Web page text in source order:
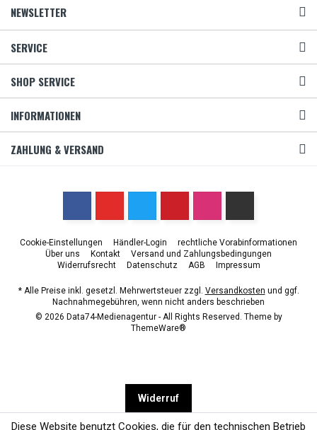
NEWSLETTER
SERVICE
SHOP SERVICE
INFORMATIONEN
ZAHLUNG & VERSAND
Cookie-Einstellungen Händler-Login
rechtliche Vorabinformationen
Über uns
Kontakt
Versand und Zahlungsbedingungen
Widerrufsrecht
Datenschutz AGB Impressum
* Alle Preise inkl. gesetzl. Mehrwertsteuer zzgl. Versandkosten und ggf.
Nachnahmegebühren, wenn nicht anders beschrieben
© 2026 Data74-Medienagentur - All Rights Reserved. Theme by
ThemeWare®
Widerruf
Diese Website benutzt Cookies, die für den technischen Betrieb